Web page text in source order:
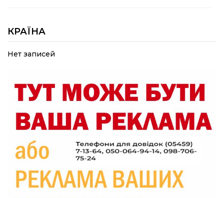
04 сер
прикордоння до втраченого дому
19:36
Пишіть листи самому собі, або як уникнути
19:29
30 лип
«Все закінчиться, приїду й одружуся…»: Пам’яті
26-річного Захисника Богдана Ємця (ВІДЕО)
20:06
Паливо по 100 грн та ризик дефіциту: чому в
28 лип
Житлові сертифікати, підготовка до зими та
підтримка ВПО: підсумки засідання виконкому
Краснопільської селищної ради
КРАЇНА
Нет записей